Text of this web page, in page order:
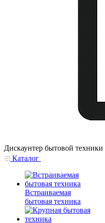
Дискаунтер бытовой техники
Каталог
Встраиваемая
бытовая техника